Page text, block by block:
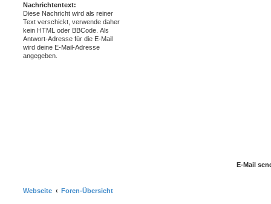
Nachrichtentext:
Diese Nachricht wird als reiner
Text verschickt, verwende daher
kein HTML oder BBCode. Als
Antwort-Adresse für die E-Mail
wird deine E-Mail-Adresse
angegeben.
Webseite Foren-Übersicht